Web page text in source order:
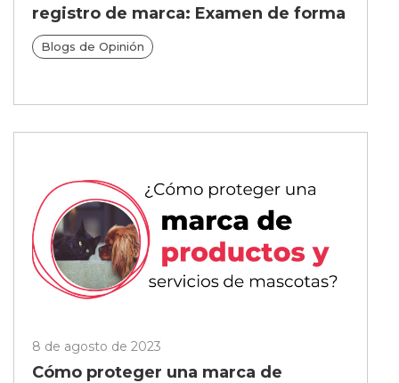
registro de marca: Examen de forma
Blogs de Opinión
8 de agosto de 2023
Cómo proteger una marca de